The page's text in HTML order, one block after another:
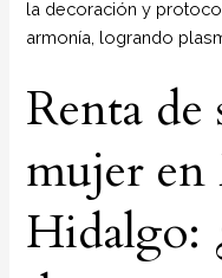
la decoración y
armonía, logrando
Renta
mujer
Hidalgo: